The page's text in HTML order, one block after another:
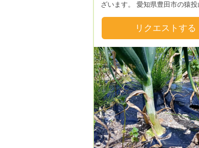
ざいます。 愛知県豊田市の猿投
ています。農家を始めて5年目で
心、安全で美味しい野菜作りに
います。 夏野菜は、ミニトマ
キナス、オクラ、ズッキーニ
秋冬野菜は、長ネギ、白菜、大
ン菜、さつまいもや里芋などで
30種類以上の野菜を栽培してい
心・安全で新鮮な野菜をご賞味
お気に入り登録をして頂きます
す。 どうぞよろしくお願いい
リクエストする
Next